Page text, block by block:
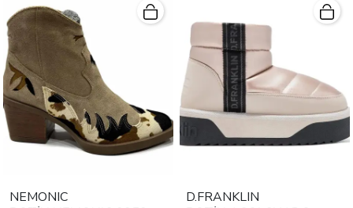
NEMONIC D.FRANKLIN